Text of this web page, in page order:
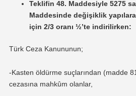
Teklifin 48. Maddesiyle 5275
Maddesinde değişiklik
için 2/3 oranı ½’te indirilirken:
Türk Ceza Kanununun;
-Kasten öldürme suçlarından (madde
cezasına mahkûm olanlar,